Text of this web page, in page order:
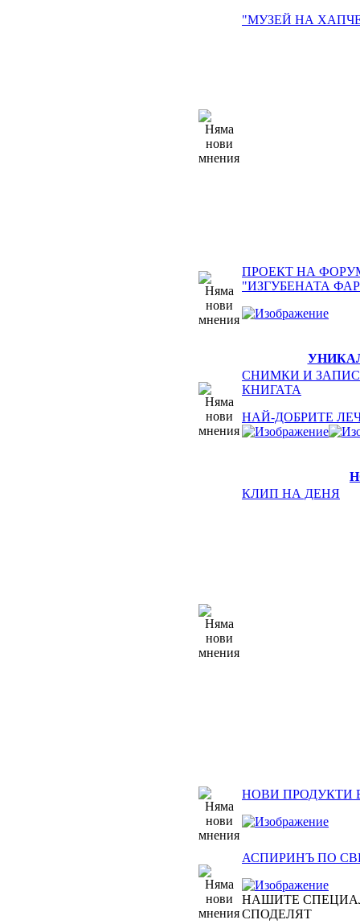
"МУЗЕЙ НА
ПРОЕКТ НА
"ИЗГУБЕНАТА
СНИМКИ И
КНИГАТА
НАЙ-ДОБРИТЕ
КЛИП НА ДЕНЯ
НОВИ ПРОДУКТИ
АСПИРИНЪ ПО
НАШИТЕ
СПОДЕЛЯТ